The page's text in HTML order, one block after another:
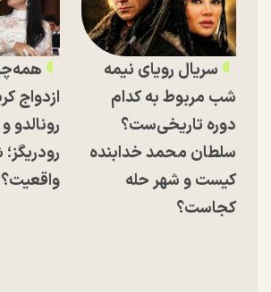
سریال رویای نیمه
شب مربوط به کدام
دوره تاریخی‌ست؟
سلطان محمد خدابنده
کیست و شهر حله
کجاست؟
ازدواج
رونالدو